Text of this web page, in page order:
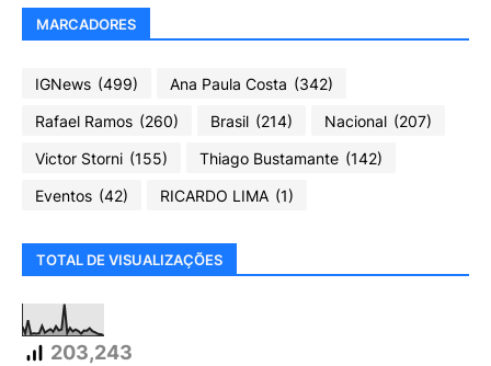
MARCADORES
IGNews (499) Ana Paula Costa (342)
Rafael Ramos (260) Brasil (214) Nacional (207)
Victor Storni (155) Thiago Bustamante (142)
Eventos (42) RICARDO LIMA (1)
TOTAL DE VISUALIZAÇÕES
203,243